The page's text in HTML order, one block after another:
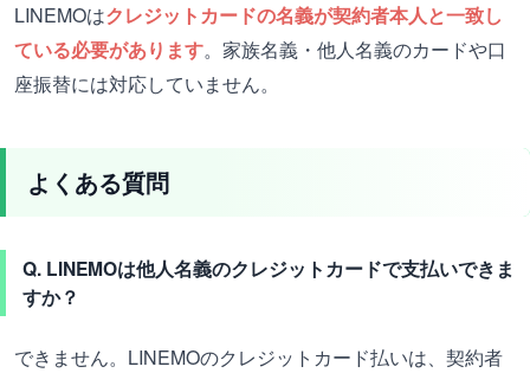
LINEMOはクレジットカードの名義が契約者本人と一致し
ている必要があります。家族名義・他人名義のカードや口
座振替には対応していません。
よくある質問
Q. LINEMOは他人名義のクレジットカードで支払いできま
すか？
できません。LINEMOのクレジットカード払いは、契約者